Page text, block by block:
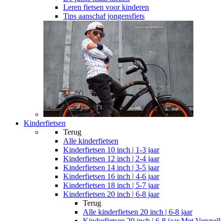
Leren fietsen voor kinderen
Tips aanschaf jongensfiets
Kinderfietsen
Terug
Alle kinderfietsen
Kinderfietsen 10 inch | 1-3 jaar
Kinderfietsen 12 inch | 2-4 jaar
Kinderfietsen 14 inch | 3-5 jaar
Kinderfietsen 16 inch | 4-6 jaar
Kinderfietsen 18 inch | 5-7 jaar
Kinderfietsen 20 inch | 6-8 jaar
Terug
Alle kinderfietsen 20 inch | 6-8 jaar